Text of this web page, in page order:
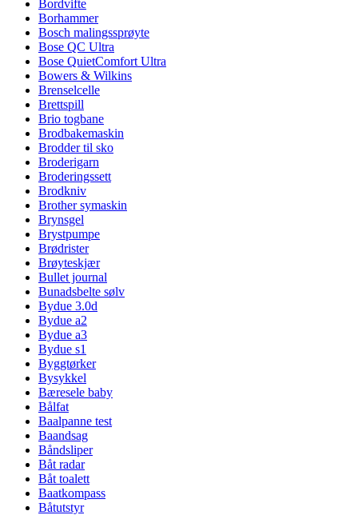
Bordvifte
Borhammer
Bosch malingssprøyte
Bose QC Ultra
Bose QuietComfort Ultra
Bowers & Wilkins
Brenselcelle
Brettspill
Brio togbane
Brodbakemaskin
Brodder til sko
Broderigarn
Broderingssett
Brodkniv
Brother symaskin
Brynsgel
Brystpumpe
Brødrister
Brøyteskjær
Bullet journal
Bunadsbelte sølv
Bydue 3.0d
Bydue a2
Bydue a3
Bydue s1
Byggtørker
Bysykkel
Bæresele baby
Bålfat
Baalpanne test
Baandsag
Båndsliper
Båt radar
Båt toalett
Baatkompass
Båtutstyr